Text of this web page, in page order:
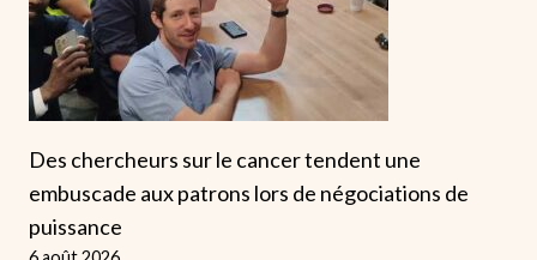
Des chercheurs sur le cancer tendent une
embuscade aux patrons lors de négociations de
puissance